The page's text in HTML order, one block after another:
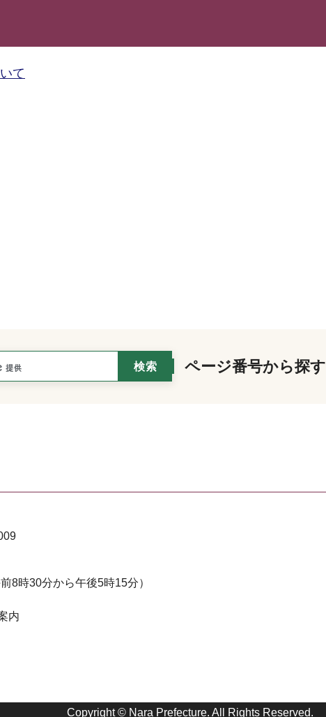
て
ページ番号から探す
前8時30分から午後5時15分）
内
Copyright © Nara Prefecture. All Rights Reserved.